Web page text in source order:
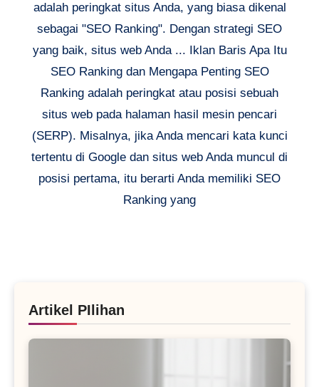
adalah peringkat situs Anda, yang biasa dikenal
sebagai "SEO Ranking". Dengan strategi SEO
yang baik, situs web Anda ... Iklan Baris Apa Itu
SEO Ranking dan Mengapa Penting SEO
Ranking adalah peringkat atau posisi sebuah
situs web pada halaman hasil mesin pencari
(SERP). Misalnya, jika Anda mencari kata kunci
tertentu di Google dan situs web Anda muncul di
posisi pertama, itu berarti Anda memiliki SEO
Ranking yang
Artikel PIlihan